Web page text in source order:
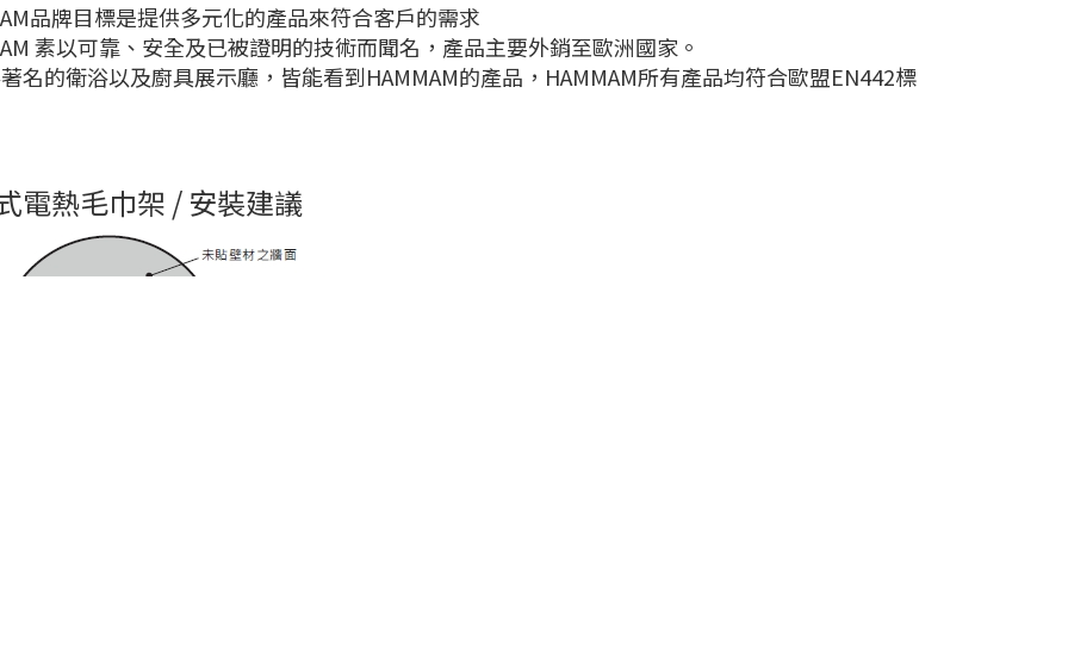
品牌目標是提供多元化的產品來符合客戶的需求
素以可靠、安全及已被證明的技術而聞名，產品主要外銷至歐洲國家。
名的衛浴以及廚具展示廳，皆能看到HAMMAM的產品，HAMMAM所有產品均符合歐盟EN442標
電熱毛巾架 / 安裝建議